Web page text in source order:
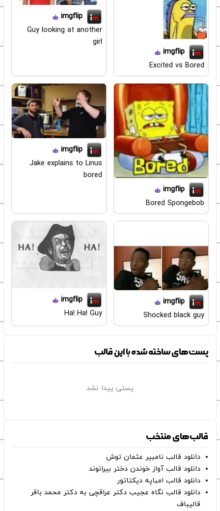
imgflip
Excited vs Bored
imgflip
Guy looking at another
girl
imgflip
Bored Spongebob
imgflip
Jake explains to Linus
bored
imgflip
Shocked black guy
imgflip
Ha! Ha! Guy
پست‌های ساخته شده با این قالب
پستی پیدا نشد
قالب‌های منتخب
دانلود قالب نامبیر عثمان ‌توش
دانلود قالب آواز خوندن دختر بیرانوند
دانلود قالب امباپه دیکتاتور
دانلود قالب نگاه عجیب دکتر عراقچی به دکتر محمد باقر
قالیباف